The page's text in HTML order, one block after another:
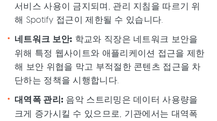
서비스 사용이 금지되며, 관리 지침을 따르기 위
해 Spotify 접근이 제한될 수 있습니다.
네트워크 보안: 학교와 직장은 네트워크 보안을
위해 특정 웹사이트와 애플리케이션 접근을 제한
해 보안 위협을 막고 부적절한 콘텐츠 접근을 차
단하는 정책을 시행합니다.
대역폭 관리: 음악 스트리밍은 데이터 사용량을
크게 증가시킬 수 있으므로, 기관에서는 대역폭